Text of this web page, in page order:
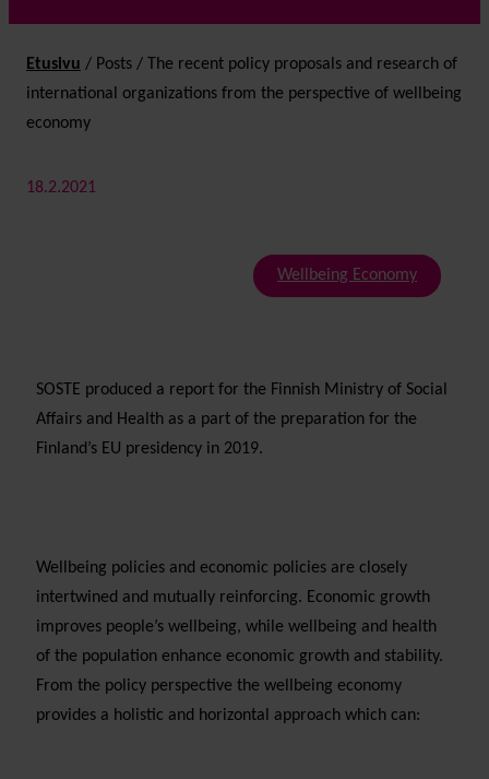
Etusivu / Posts /
The recent policy proposals and research of
international organizations from the perspective of wellbeing
economy
18.2.2021
Wellbeing Economy
SOSTE produced a report for the Finnish Ministry of Social
Affairs and Health as a part of the preparation for the
Finland’s EU presidency in 2019.
Wellbeing policies and economic policies are closely
intertwined and mutually reinforcing. Economic growth
improves people’s wellbeing, while wellbeing and health
of the population enhance economic growth and stability.
From the policy perspective the wellbeing economy
provides a holistic and horizontal approach which can: